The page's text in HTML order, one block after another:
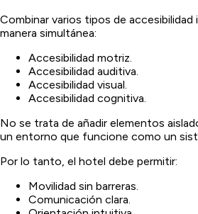
Combinar varios tipos de accesibilidad
manera simultánea:
Accesibilidad motriz.
Accesibilidad auditiva.
Accesibilidad visual.
Accesibilidad cognitiva.
No se trata de añadir elementos
un entorno que funcione como un
Por lo tanto, el hotel debe permitir:
Movilidad sin barreras.
Comunicación clara.